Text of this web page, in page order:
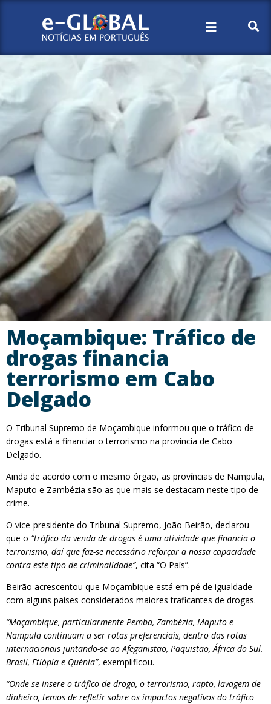
Moçambique: Tráfico de
drogas financia
terrorismo em Cabo
Delgado
O Tribunal Supremo de Moçambique informou que o tráfico de
drogas está a financiar o terrorismo na província de Cabo
Delgado.
Ainda de acordo com o mesmo órgão, as províncias de Nampula,
Maputo e Zambézia são as que mais se destacam neste tipo de
crime.
O vice-presidente do Tribunal Supremo, João Beirão, declarou
que o “tráfico da venda de drogas é uma atividade que financia o
terrorismo, daí que faz-se necessário reforçar a nossa capacidade
contra este tipo de criminalidade”, cita “O País”.
Beirão acrescentou que Moçambique está em pé de igualdade
com alguns países considerados maiores traficantes de drogas.
“Moçambique, particularmente Pemba, Zambézia, Maputo e
Nampula continuam a ser rotas preferenciais, dentro das rotas
internacionais juntando-se ao Afeganistão, Paquistão, África do Sul.
Brasil, Etiópia e Quénia”, exemplificou.
“Onde se insere o tráfico de droga, o terrorismo, rapto, lavagem de
dinheiro, temos de refletir sobre os impactos negativos do tráfico